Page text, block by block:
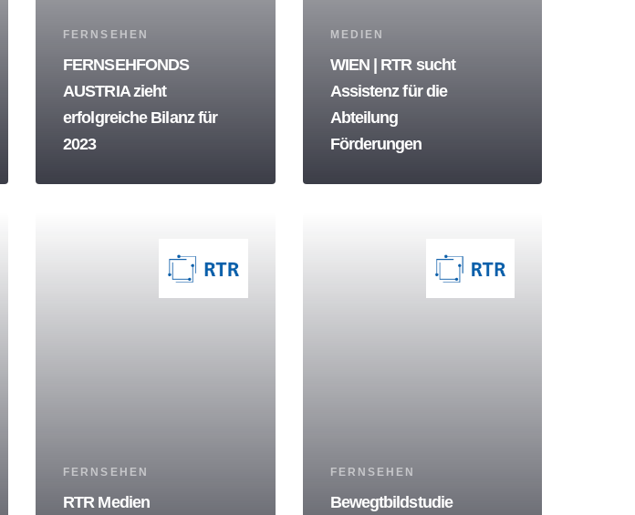
Tags
FERNSEHEN
FERNSEHFONDS
AUSTRIA zieht
erfolgreiche Bilanz für
2023
Tags
MEDIEN
WIEN | RTR sucht
Assistenz für die
Abteilung
Förderungen
Tags
FERNSEHEN
RTR Medien
Tags
FERNSEHEN
Bewegtbildstudie